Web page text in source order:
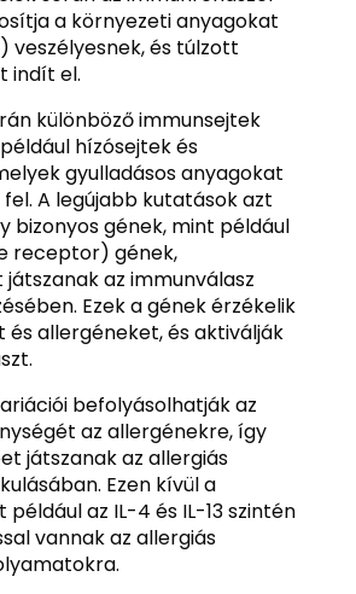
a környezeti anyagokat
veszélyesnek, és túlzott
indít el.
különböző immunsejtek
hízósejtek és
gyulladásos anyagokat
A legújabb kutatások azt
bizonyos gének, mint például
receptor) gének,
az immunválasz
Ezek a gének érzékelik
és allergéneket, és aktiválják
befolyásolhatják az
az allergénekre, így
játszanak az allergiás
Ezen kívül a
az IL-4 és IL-13 szintén
vannak az allergiás